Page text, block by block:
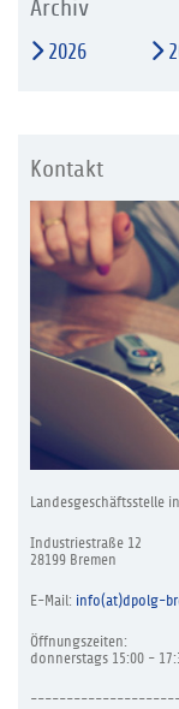
Archiv
2026
Kontakt
Landesgeschäftsstelle
Industriestraße 12
28199 Bremen
E-Mail: info(at)dpolg-
Öffnungszeiten:
donnerstags 15:00 -